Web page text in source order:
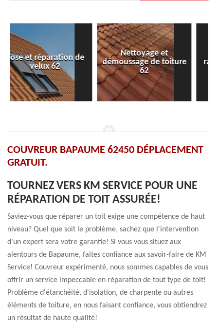
Nettoyage et
démoussage de toiture
62
Nettoyage et
ravalement de façade
62 Pas-de-Calais
COUVREUR BAPAUME 62450 DÉPLACEMENT
GRATUIT.
TOURNEZ VERS KM SERVICE POUR UNE
RÉPARATION DE TOIT ASSURÉE!
Saviez-vous que réparer un toit exige une compétence de haut
niveau? Quel que soit le problème, sachez que l'intervention
d'un expert sera votre garantie! Si vous vous situez aux
alentours de Bapaume, faites confiance aux savoir-faire de KM
Service! Couvreur expérimenté, nous sommes capables de vous
offrir un service impeccable en réparation de tout type de toit!
Problème d'étanchéité, d'isolation, de charpente ou autres
éléments de toiture, en nous faisant confiance, vous obtiendrez
un résultat de haute qualité!